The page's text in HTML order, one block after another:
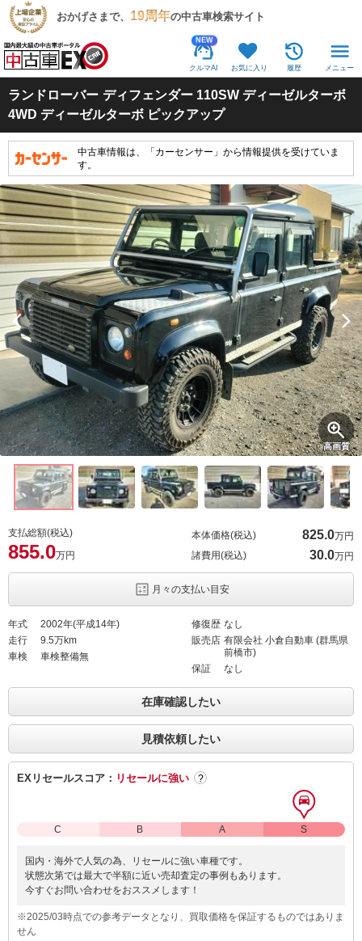
おかげさまで、 19周年の中古車検索サイト
NEW
クルマAI お気に入り 履歴 メニュー
ランドローバー ディフェンダー 110SW ディーゼルターボ
4WD ディーゼルターボ ピックアップ
中古車情報は、「カーセンサー」から情報提供を受けていま
す。
高画質
支払総額(税込)
855.0万円
本体価格(税込) 825.0万円
諸費用(税込)
30.0万円
月々の支払い目安
年式
2002年(平成14年)
走行
9.5万km
車検
車検整備無
修復歴 なし
販売店 有限会社 小倉自動車 (群馬県
前橋市)
保証
なし
在庫確認したい
見積依頼したい
EXリセールスコア： リセールに強い ?
C B A S
国内・海外で人気の為、リセールに強い車種です。
状態次第では最大で半額に近い売却査定の事例もあります。
今すぐお問い合わせをおススメします！
※2025/03時点での参考データとなり、買取価格を保証するものではありま
せん